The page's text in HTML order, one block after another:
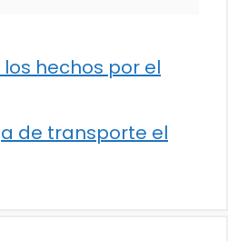
los hechos por el
de transporte el